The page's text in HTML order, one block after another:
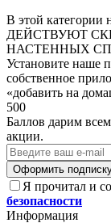
В этой категории
ДЕЙСТВУЮТ
НАСТЕННЫХ
Установите наше
собственное
«добавить на
500
Баллов дарим
акции.
Оформить
Я прочитал и
безопасности
Информация